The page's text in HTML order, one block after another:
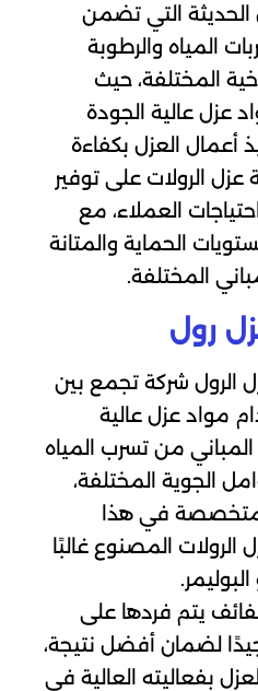
التي تضمن
المياه والرطوبة
المختلفة، حيث
عزل عالية الجودة
أعمال العزل بكفاءة
الرولات على توفير
العملاء، مع
الحماية والمتانة
المختلفة.
رول
الرول شركة تجمع بين
مواد عزل عالية
من تسرب المياه
الجوية المختلفة،
في هذا
المصنوع غالبًا
يتم فردها على
لضمان أفضل نتيجة،
بفعاليته العالية في